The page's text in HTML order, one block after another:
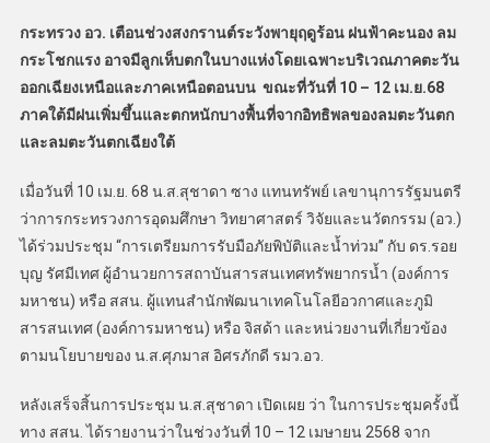
กระทรวง อว. เตือนช่วงสงกรานต์ระวังพายุฤดูร้อน ฝนฟ้าคะนอง ลม
กระโชกแรง อาจมีลูกเห็บตกในบางแห่งโดยเฉพาะบริเวณภาคตะวัน
ออกเฉียงเหนือและภาคเหนือตอนบน ขณะที่วันที่ 10 – 12 เม.ย.68
ภาคใต้มีฝนเพิ่มขึ้นและตกหนักบางพื้นที่จากอิทธิพลของลมตะวันตก
และลมตะวันตกเฉียงใต้
เมื่อวันที่ 10 เม.ย. 68 น.ส.สุชาดา ซาง แทนทรัพย์ เลขานุการรัฐมนตรี
ว่าการกระทรวงการอุดมศึกษา วิทยาศาสตร์ วิจัยและนวัตกรรม (อว.)
ได้ร่วมประชุม “การเตรียมการรับมือภัยพิบัติและน้ำท่วม” กับ ดร.รอย
บุญ รัศมีเทศ ผู้อำนวยการสถาบันสารสนเทศทรัพยากรน้ำ (องค์การ
มหาชน) หรือ สสน. ผู้แทนสำนักพัฒนาเทคโนโลยีอวกาศและภูมิ
สารสนเทศ (องค์การมหาชน) หรือ จิสด้า และหน่วยงานที่เกี่ยวข้อง
ตามนโยบายของ น.ส.ศุภมาส อิศรภักดี รมว.อว.
หลังเสร็จสิ้นการประชุม น.ส.สุชาดา เปิดเผย ว่า ในการประชุมครั้งนี้
ทาง สสน. ได้รายงานว่าในช่วงวันที่ 10 – 12 เมษายน 2568 จาก